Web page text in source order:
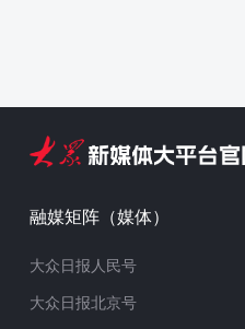
融媒矩阵（媒体）
大众日报人民号
大众日报北京号